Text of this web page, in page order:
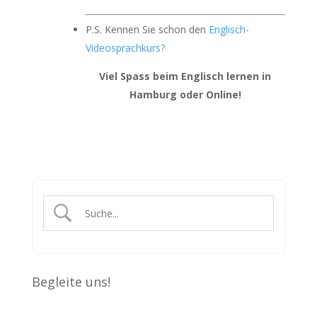
P.S. Kennen Sie schon den Englisch-
Videosprachkurs?
Viel Spass beim Englisch lernen in
Hamburg oder Online!
Begleite uns!